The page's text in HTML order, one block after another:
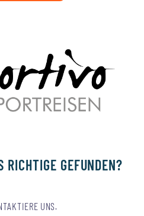
RICHTIGE GEFUNDEN?
UNS.